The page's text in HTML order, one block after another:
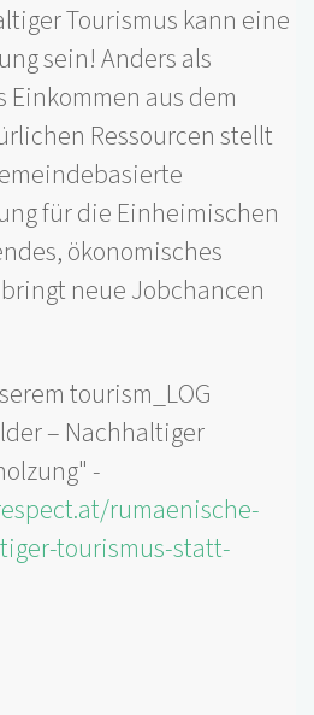
Tourismus kann eine
sein! Anders als
aus dem
Ressourcen stellt
für die Einheimischen
ökonomisches
neue Jobchancen
tourism_LOG
– Nachhaltiger
-
rumaenische-
tourismus-statt-